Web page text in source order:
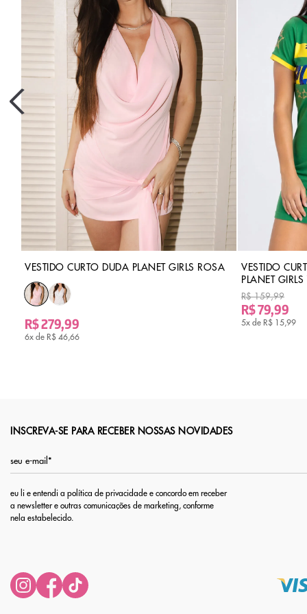
VESTIDO CURTO DUDA PLANET GIRLS ROSA
R$ 279,99
6x de R$ 46,66
VESTIDO
PLANET
R$ 159,99
R$ 79,99
5x de R$ 15,99
INSCREVA-SE PARA RECEBER NOSSAS NOVIDADES
eu li e entendi a política de privacidade e concordo em receber
a newsletter e outras comunicações de marketing, conforme
nela estabelecido.